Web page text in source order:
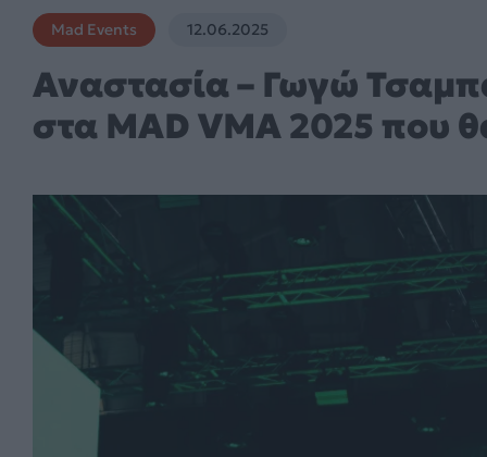
Mad Events 12.06.2025
Αναστασία – Γωγώ
στα MAD VMA 2025 που